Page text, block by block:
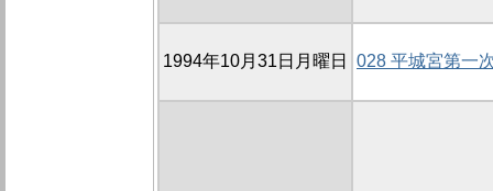
1994年10月31日月曜日 028 平城宮第一